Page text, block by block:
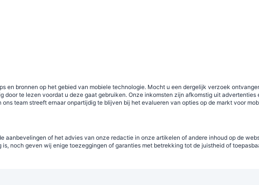
en bronnen op het gebied van mobiele technologie. Mocht u een dergelijk verzoek
door te lezen voordat u deze gaat gebruiken. Onze inkomsten zijn afkomstig uit
team streeft ernaar onpartijdig te blijven bij het evalueren van opties op de markt voor
of het advies van onze redactie in onze artikelen of andere inhoud op de
noch geven wij enige toezeggingen of garanties met betrekking tot de juistheid of